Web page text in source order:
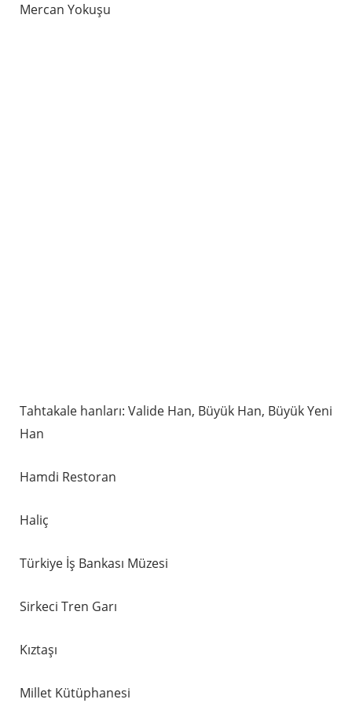
Mercan Yokuşu
Tahtakale hanları: Valide Han, Büyük Han, Büyük Yeni
Han
Hamdi Restoran
Haliç
Türkiye İş Bankası Müzesi
Sirkeci Tren Garı
Kıztaşı
Millet Kütüphanesi